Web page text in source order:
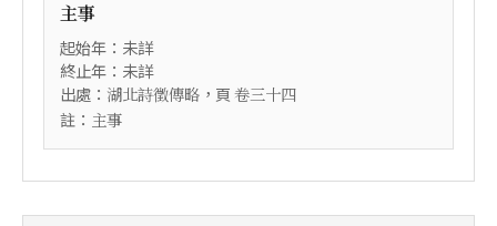
主事
起始年：未詳
終止年：未詳
出處： 湖北詩徵傳略 ，頁 卷三十四
註： 主事